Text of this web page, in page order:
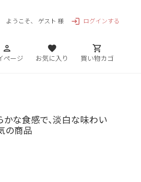
ようこそ、 ゲスト 様 login ログインする
person
ページ
favorite
お気に入り
shopping_cart
買い物カゴ
かな食感で、淡白な味わい
の商品